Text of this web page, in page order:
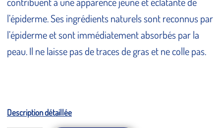
l’épiderme. Ses ingrédients naturels sont reconnus par
l’épiderme et sont immédiatement absorbés par la
peau. Il ne laisse pas de traces de gras et ne colle pas.
Description détaillée